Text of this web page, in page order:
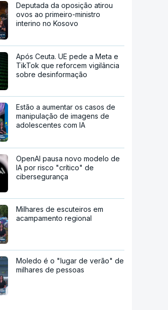
Deputada da oposição atirou
ovos ao primeiro-ministro
interino no Kosovo
Após Ceuta. UE pede a Meta e
TikTok que reforcem vigilância
sobre desinformação
Estão a aumentar os casos de
manipulação de imagens de
adolescentes com IA
OpenAI pausa novo modelo de
IA por risco "crítico" de
cibersegurança
Milhares de escuteiros em
acampamento regional
Moledo é o "lugar de verão" de
milhares de pessoas